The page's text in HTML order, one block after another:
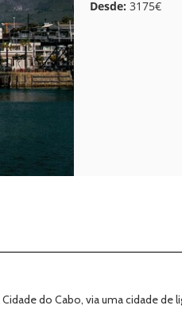
Desde: 3175€
do Cabo, via uma cidade de